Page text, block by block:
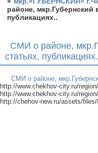
районе, мкр.Губернский
публикациях..
СМИ о районе,
статьях,
СМИ о районе,
http://www.chekhov-city.ru/
http://www.chekhov-city.ru/
http://chehov-new.ru/assets/